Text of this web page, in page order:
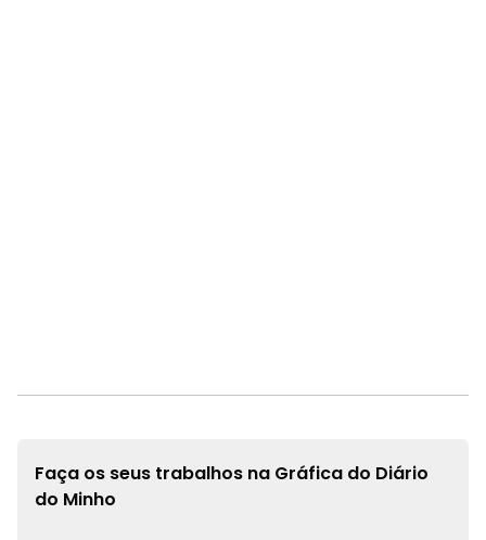
Faça os seus trabalhos na Gráfica do Diário
do Minho